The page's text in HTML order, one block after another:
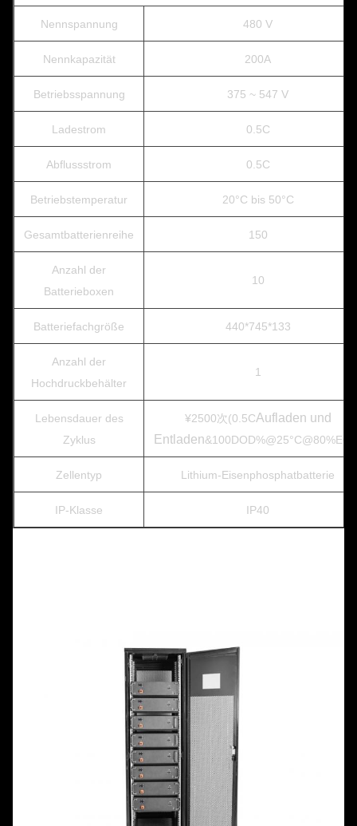
Nennspannung 480 V
Nennkapazität 200A
Betriebsspannung 375 ~ 547 V
Ladestrom 0.5C
Abflussstrom 0.5C
Betriebstemperatur 20°C bis 50°C
Gesamtbatterienreihe 150
Anzahl der
Batterieboxen
10
Batteriefachgröße 440*745*133
Anzahl der
Hochdruckbehälter
1
Lebensdauer des
Zyklus
¥2500次(0.5CAufladen und
Entladen
Zellentyp Lithium-Eisenphosphatbatterie
IP-Klasse IP40